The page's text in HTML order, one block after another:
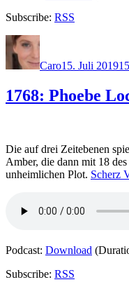
Subscribe: RSS
Autor
Caro15. Juli 2019
1768: Phoebe
Die auf drei Zeitebenen
Amber, die dann mit 18
unheimlichen Plot. Scherz
Podcast: Download
Subscribe: RSS